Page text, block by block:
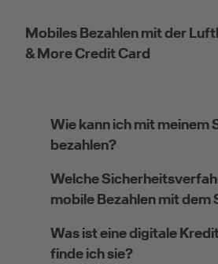
Mobiles Bezahlen mit der
& More Credit Card
Wie kann ich mit meinem
bezahlen?
Welche
mobile Bezahlen mit
Was ist eine digitale
finde ich sie?